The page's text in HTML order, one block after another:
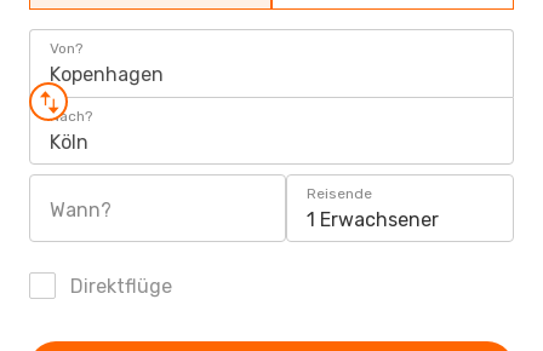
Von?
Kopenhagen
Nach?
Köln
Wann?
Reisende
1 Erwachsener
Direktflüge